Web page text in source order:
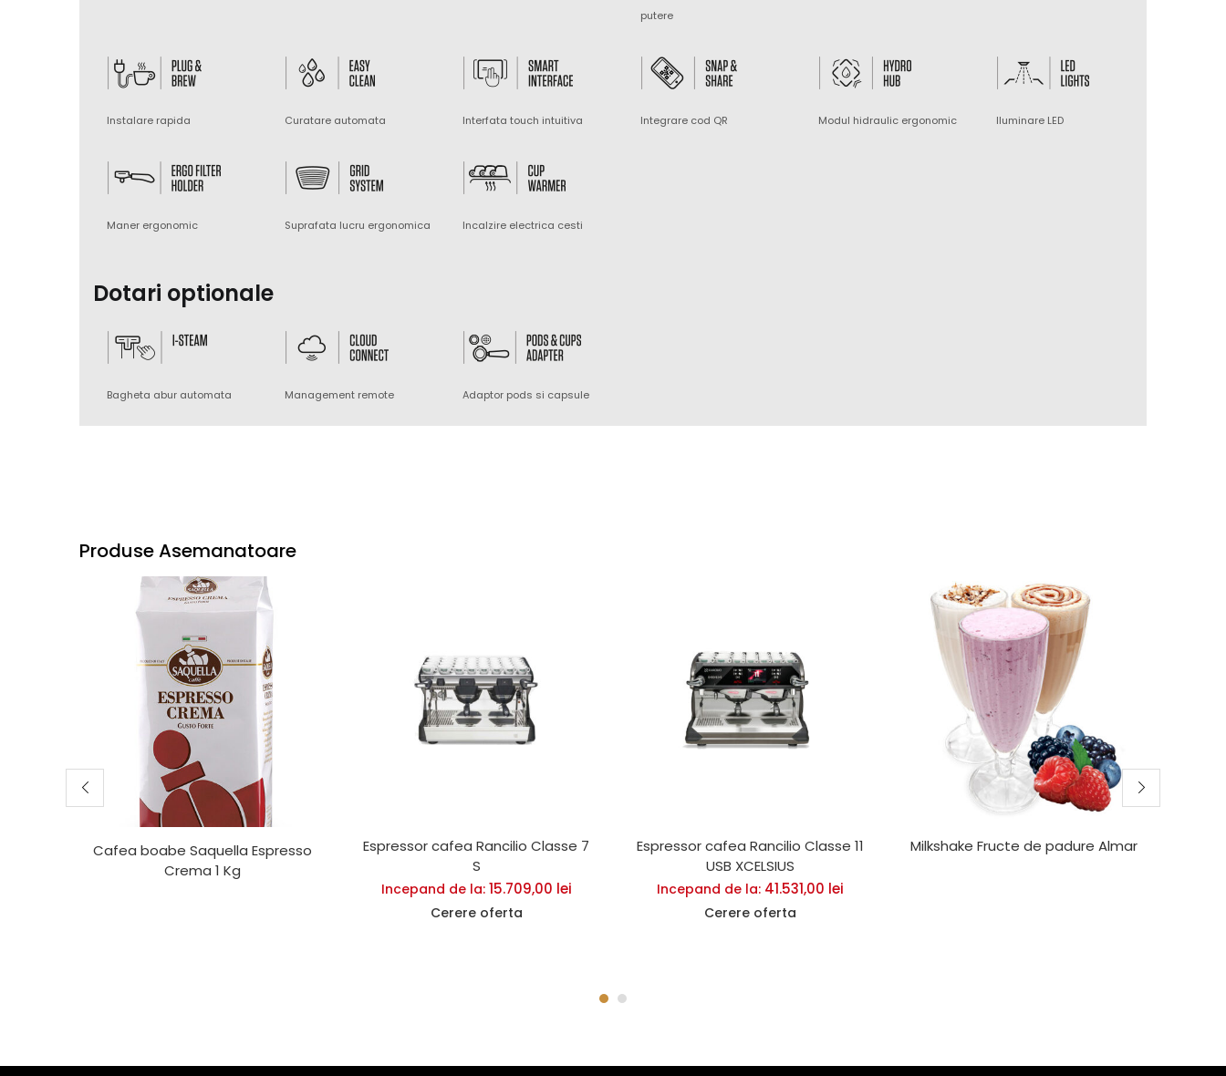
putere
Instalare rapida Curatare automata Interfata touch intuitiva Integrare cod QR Modul hidraulic ergonomic Iluminare LED
Maner ergonomic Suprafata lucru ergonomica Incalzire electrica cesti
Dotari optionale
Bagheta abur automata Management remote Adaptor pods si capsule
Produse Asemanatoare
Cafea boabe Saquella Espresso
Crema 1 Kg
Espressor cafea Rancilio Classe 7
S
Incepand de la: 15.709,00 lei
Cerere oferta
Espressor cafea Rancilio Classe 11
USB XCELSIUS
Incepand de la: 41.531,00 lei
Cerere oferta
Milkshake Fructe de padure Almar